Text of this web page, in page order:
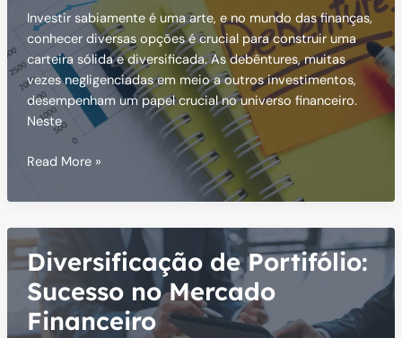
Investir sabiamente é uma arte, e no mundo das finanças,
conhecer diversas opções é crucial para construir uma
carteira sólida e diversificada. As debêntures, muitas
vezes negligenciadas em meio a outros investimentos,
desempenham um papel crucial no universo financeiro.
Neste
Como
em
para
Aumentar
os
Rendimentos?
Read More »
Diversificação de Portifólio:
Sucesso no Mercado
Financeiro